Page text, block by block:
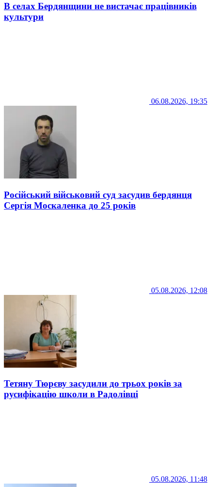
В селах Бердянщини не вистачає працівників
культури
06.08.2026, 19:35
Російський військовий суд засудив бердянця
Сергія Москаленка до 25 років
05.08.2026, 12:08
Тетяну Тюрєву засудили до трьох років за
русифікацію школи в Радолівці
05.08.2026, 11:48